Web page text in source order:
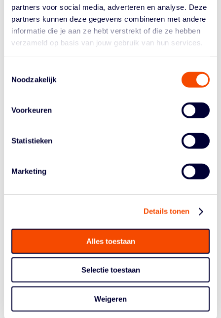
partners voor social media, adverteren en analyse. Deze
partners kunnen deze gegevens combineren met andere
informatie die je aan ze hebt verstrekt of die ze hebben
verzameld op basis van jouw gebruik van hun services.
Noodzakelijk
Voorkeuren
Statistieken
Marketing
Details tonen
Alles toestaan
Selectie toestaan
Weigeren
Shivek, voormalig clubcoach bij o.a. Demon Astronauts
en MyGuide Amsterdam, issinds oktober
eindverantwoordelijk voor de Orange Lions Academy
aan de mannenkant. Reflecterend op zijn eerste jaar als
spelen van competitieduels. We gebruiken deze
toernooien en oefenduels als referentie voor wat de
seizoen zullen we dan ook aan zoveel mogelijk
niveau op hun leeftijd. We hebben dit seizoen een hele
heb enorm veel zin in mijn tweede seizoen bij de
Orange Lions Academy.”
Het jeudtoernooi in Slowakije onder auspiciën van de
European Youth Basetball League (EYBL) wordt
sterke clubteams en diverse opleidingsploegen. De
deelnemerslijst van het eerste window van de Junior
League bevat naast de OLA ook de Hongaarse
Academy, Independents Basketball France, Szolnok
organisator Inter Bratislava.